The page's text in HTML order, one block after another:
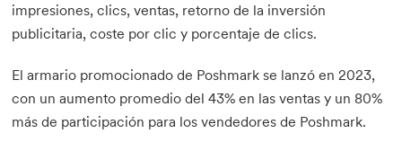
impresiones, clics, ventas, retorno de la inversión
publicitaria, coste por clic y porcentaje de clics.
El armario promocionado de Poshmark se lanzó en 2023,
con un aumento promedio del 43% en las ventas y un 80%
más de participación para los vendedores de Poshmark.